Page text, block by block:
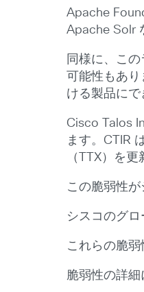
Apache
Apache Solr
同様に、こ
可能性もあ
ける製品にで
Cisco Talos
ます。CTIR
（TTX）を
この脆弱性
シスコのグロ
これらの脆
脆弱性の詳細